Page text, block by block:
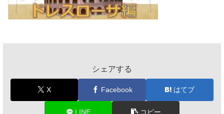
シェアする
X Facebook はてブ
LINE コピー